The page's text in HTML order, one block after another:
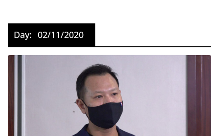
Day: 02/11/2020